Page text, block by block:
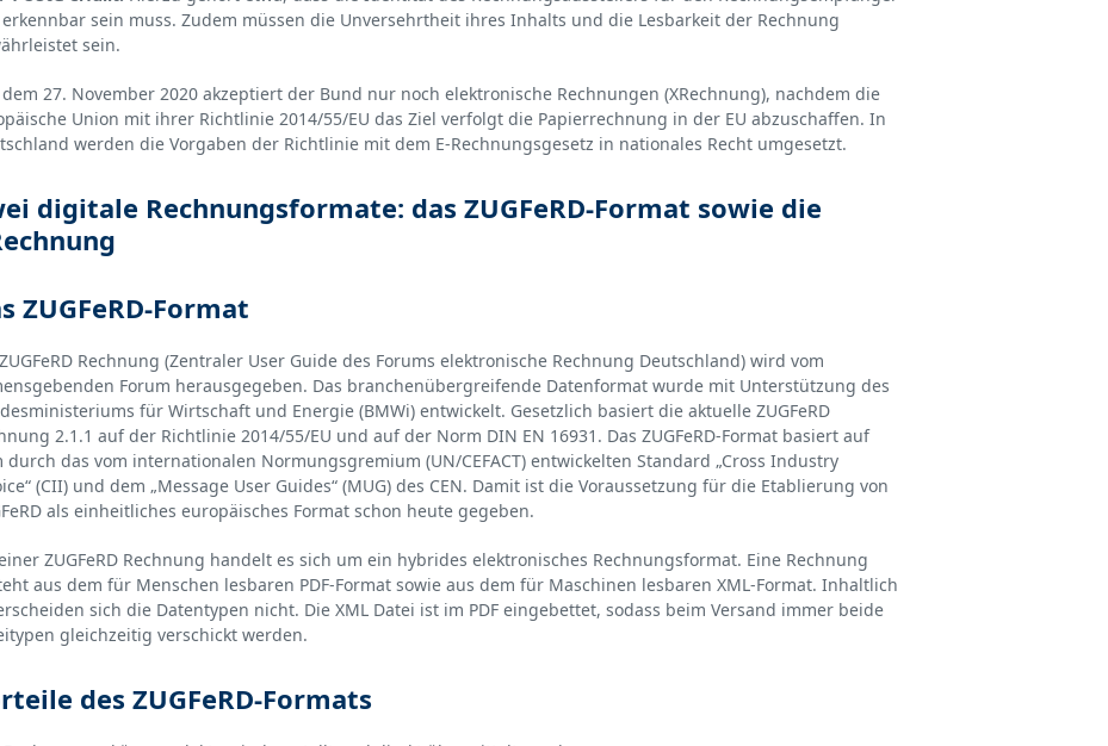
sein muss. Zudem müssen die Unversehrtheit ihres Inhalts und die Lesbarkeit der Rechnung
sein.
27. November 2020 akzeptiert der Bund nur noch elektronische Rechnungen (XRechnung), nachdem die
Union mit ihrer Richtlinie 2014/55/EU das Ziel verfolgt die Papierrechnung in der EU abzuschaffen. In
werden die Vorgaben der Richtlinie mit dem E-Rechnungsgesetz in nationales Recht umgesetzt.
digitale Rechnungsformate: das ZUGFeRD-Format sowie die
ZUGFeRD-Format
Rechnung (Zentraler User Guide des Forums elektronische Rechnung Deutschland) wird vom
Forum herausgegeben. Das branchenübergreifende Datenformat wurde mit Unterstützung des
für Wirtschaft und Energie (BMWi) entwickelt. Gesetzlich basiert die aktuelle ZUGFeRD
2.1.1 auf der Richtlinie 2014/55/EU und auf der Norm DIN EN 16931. Das ZUGFeRD-Format basiert auf
durch das vom internationalen Normungsgremium (UN/CEFACT) entwickelten Standard „Cross Industry
(CII) und dem „Message User Guides“ (MUG) des CEN. Damit ist die Voraussetzung für die Etablierung von
als einheitliches europäisches Format schon heute gegeben.
ZUGFeRD Rechnung handelt es sich um ein hybrides elektronisches Rechnungsformat. Eine Rechnung
aus dem für Menschen lesbaren PDF-Format sowie aus dem für Maschinen lesbaren XML-Format. Inhaltlich
sich die Datentypen nicht. Die XML Datei ist im PDF eingebettet, sodass beim Versand immer beide
gleichzeitig verschickt werden.
des ZUGFeRD-Formats